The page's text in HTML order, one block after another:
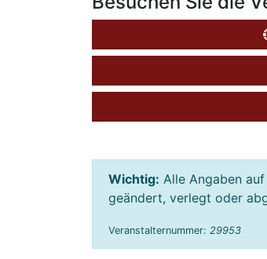
Wichtig: Alle Angaben
geändert, verlegt oder
Veranstalternummer: 29953